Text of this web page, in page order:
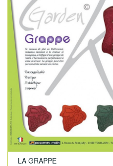
LA GRAPPE